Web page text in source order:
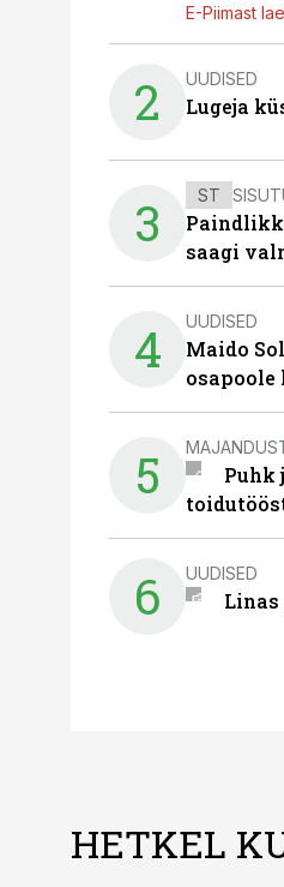
E-Piimast
2 UUDISED
Lugeja
3 ST
saagi
4 UUDISED
Maido
osapoole
5
Puhk
6 UUDISED
HETKEL